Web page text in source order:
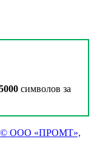
символов за
© ООО «ПРОМТ»,